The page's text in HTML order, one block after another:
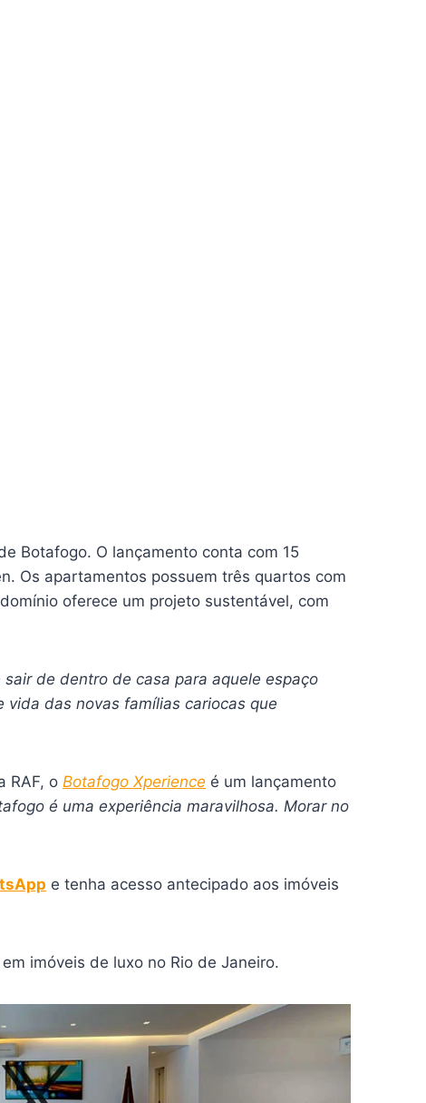
Botafogo. O lançamento conta com 15
Os apartamentos possuem três quartos com
oferece um projeto sustentável, com
de dentro de casa para aquele espaço
das novas famílias cariocas que
RAF, o Botafogo Xperience é um lançamento
é uma experiência maravilhosa. Morar no
e tenha acesso antecipado aos imóveis
imóveis de luxo no Rio de Janeiro.